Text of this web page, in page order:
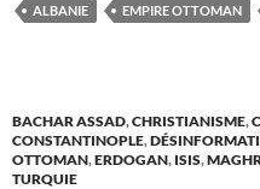
ALBANIE EMPIRE OTTOMAN
BACHAR ASSAD,CHRISTIANISME,
CONSTANTINOPLE,
OTTOMAN,ERDOGAN, ISIS,
TURQUIE